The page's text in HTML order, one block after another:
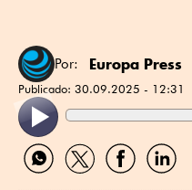
Por: Europa Press
Publicado: 30.09.2025 - 12:31
Compartir
por
Compartir
por
Compartir
por
por